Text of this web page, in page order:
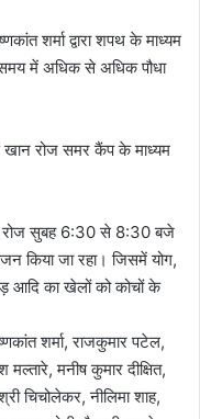
शर्मा द्वारा शपथ के माध्यम
समय में अधिक से अधिक पौधा
रोज समर कैंप के माध्यम
रोज सुबह 6:30 से 8:30 बजे
किया जा रहा। जिसमें योग,
आदि का खेलों को कोचों के
शर्मा, राजकुमार पटेल,
मनीष कुमार दीक्षित,
चिचोलेकर, नीलिमा शाह,